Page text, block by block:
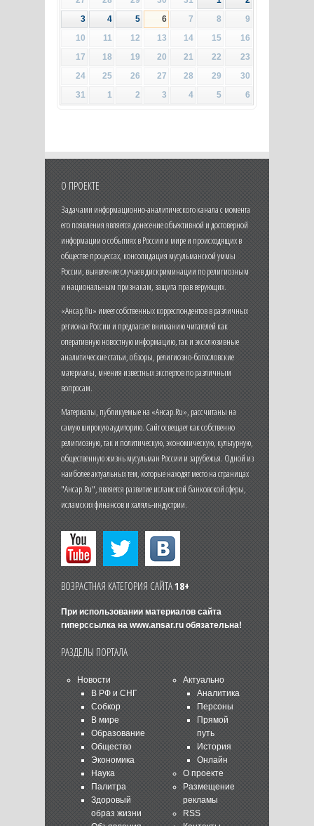
3
4 5 6 7 8
9
10
11 12 13 14 15
16
17
18 19 20 21 22
23
24
25 26 27 28 29
30
31
1 2 3 4 5 6
О ПРОЕКТЕ
Задачами информационно-аналитического канала с момента
его появления является донесение объективной и достоверной
информации о событиях в России и мире и происходящих в
обществе процессах, консолидация мусульманской уммы
России, выявление случаев дискриминации по религиозным
и национальным признакам, защита прав верующих.
«Ансар.Ru» имеет собственных корреспондентов в различных
регионах России и предлагает вниманию читателей как
оперативную новостную информацию, так и эксклюзивные
аналитические статьи, обзоры, религиозно-богословские
материалы, мнения известных экспертов по различным
вопросам.
Материалы, публикуемые на «Ансар.Ru», рассчитаны на
самую широкую аудиторию. Сайт освещает как собственно
религиозную, так и политическую, экономическую, культурную,
общественную жизнь мусульман России и зарубежья. Одной из
наиболее актуальных тем, которые находят место на страницах
"Ансар.Ru", является развитие исламской банковской сферы,
исламских финансов и халяль-индустрии.
ВОЗРАСТНАЯ КАТЕГОРИЯ САЙТА18+
При использовании материалов сайта
гиперссылка на www.ansar.ruобязательна!
РАЗДЕЛЫ ПОРТАЛА
Новости
В РФ и СНГ
Собкор
В мире
Образование
Общество
Экономика
Наука
Палитра
Здоровый
образ жизни
Актуально
Аналитика
Персоны
Прямой
путь
История
Онлайн
О проекте
Размещение
рекламы
RSS